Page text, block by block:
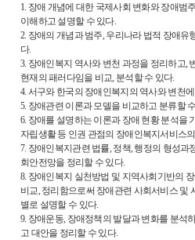
1. 장애 개념에 대한 국제사회 변화와 장애범
이해하고 설명할 수 있다.
2. 장애의 개념과 범주, 우리나라 법적 장애유
다.
3. 장애인복지 역사와 변천 과정을 정리하고,
현재의 패러다임을 비교, 분석할 수 있다.
4. 서구와 한국의 장애인복지의 역사와 변천
5. 장애관련 이론과 모델을 비교하고 분류할
6. 장애를 설명하는 이론과 장애 현황 분석을
자립생활 등 인권 관점의 장애인복지서비스
7. 장애인복지관련 법률, 정책, 행정의 형성
회안전망을 정리할 수 있다.
8. 장애인복지 실천방법 및 지역사회기반의
비교, 정리함으로써 장애관련 사회서비스 및
별로 설명할 수 있다.
9. 장애운동, 장애정책의 발달과 변화를 분석
고 대안을 정리할 수 있다.